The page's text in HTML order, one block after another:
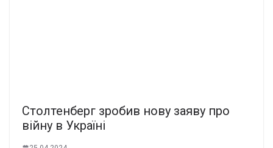
Столтенберг зробив нову заяву про
війну в Україні